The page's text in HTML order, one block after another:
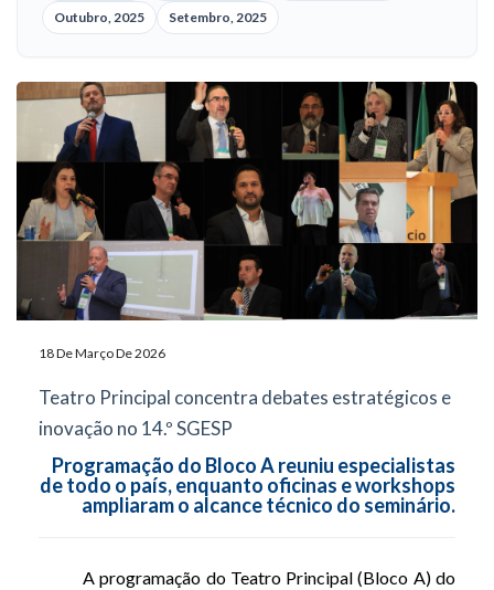
Outubro, 2025
Setembro, 2025
18 De Março De 2026
Teatro Principal concentra debates estratégicos e
inovação no 14.º SGESP
Programação do Bloco A reuniu especialistas
de todo o país, enquanto oficinas e workshops
ampliaram o alcance técnico do seminário.
A programação do Teatro Principal (Bloco A) do